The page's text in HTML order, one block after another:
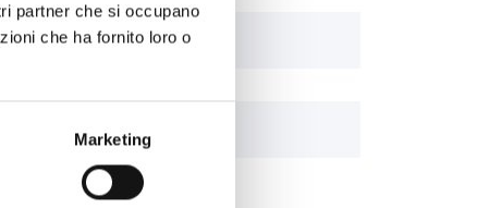
partner che si occupano
che ha fornito loro o
Marketing
Clark Equipment
Conveyancer